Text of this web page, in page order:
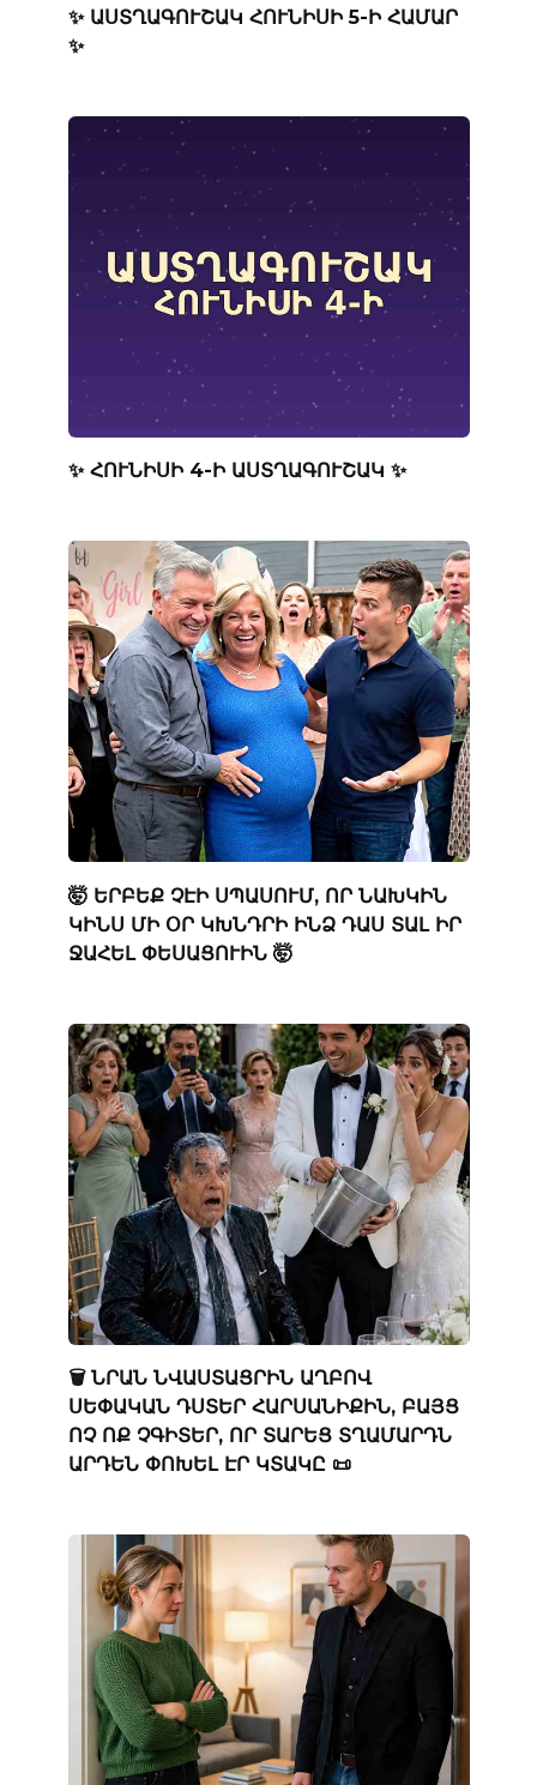
✨ ԱՍՏՂԱԳՈՒՇԱԿ ՀՈՒՆԻՍԻ 5-Ի ՀԱՄԱՐ
✨
✨ ՀՈՒՆԻՍԻ 4-Ի ԱՍՏՂԱԳՈՒՇԱԿ ✨
🤯 ԵՐԲԵՔ ՉԷԻ ՍՊԱՍՈՒՄ, ՈՐ ՆԱԽԿԻՆ
ԿԻՆՍ ՄԻ ՕՐ ԿԽՆԴՐԻ ԻՆՁ ԴԱՍ ՏԱԼ ԻՐ
ՋԱՀԵԼ ՓԵՍԱՑՈՒԻՆ 🤯
🗑️ ՆՐԱՆ ՆՎԱՍՏԱՑՐԻՆ ԱՂԲՈՎ
ՍԵՓԱԿԱՆ ԴՍՏԵՐ ՀԱՐՍԱՆԻՔԻՆ, ԲԱՅՑ
ՈՉ ՈՔ ՉԳԻՏԵՐ, ՈՐ ՏԱՐԵՑ ՏՂԱՄԱՐԴՆ
ԱՐԴԵՆ ՓՈԽԵԼ ԷՐ ԿՏԱԿԸ 📜